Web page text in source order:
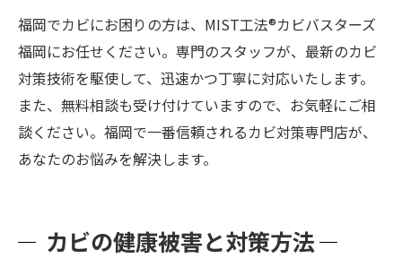
福岡でカビにお困りの方は、MIST工法®カビバスターズ
福岡にお任せください。専門のスタッフが、最新のカビ
対策技術を駆使して、迅速かつ丁寧に対応いたします。
また、無料相談も受け付けていますので、お気軽にご相
談ください。福岡で一番信頼されるカビ対策専門店が、
あなたのお悩みを解決します。
カビの健康被害と対策方法